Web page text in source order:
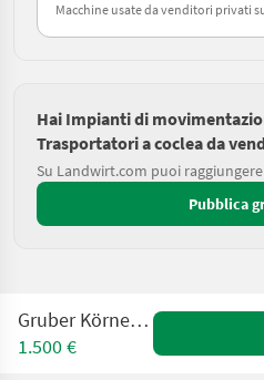
Macchine usate da venditori privati
Hai Impianti di
Trasportatori a coclea da
Su Landwirt.com puoi
Pubblica
Gruber Körnerschnecke
1.500 €